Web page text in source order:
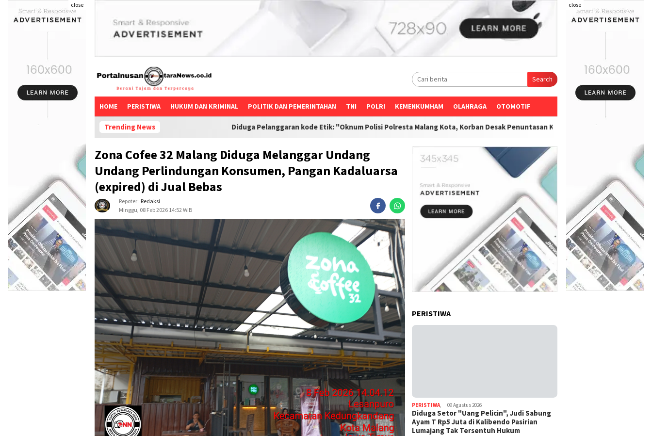
close close
Search
HOME PERISTIWA HUKUM DAN KRIMINAL POLITIK DAN PEMERINTAHAN TNI POLRI KEMENKUMHAM OLAHRAGA OTOMOTIF
Trending News
Diduga Pelanggaran kode Etik: "Oknum Polisi Polresta Malang Kota, Korban Desak Penuntasan Kode Etik"-Lembaga Rehabilitasi Sahwahita Sidoarjo
Zona Cofee 32 Malang Diduga Melanggar Undang
Undang Perlindungan Konsumen, Pangan Kadaluarsa
(expired) di Jual Bebas
Repoter : Redaksi
Minggu, 08 Feb 2026 14:52 WIB
PERISTIWA
PERISTIWA, 09 Agustus 2026
Diduga Setor "Uang Pelicin", Judi Sabung
Ayam T Rp5 Juta di Kalibendo Pasirian
Lumajang Tak Tersentuh Hukum